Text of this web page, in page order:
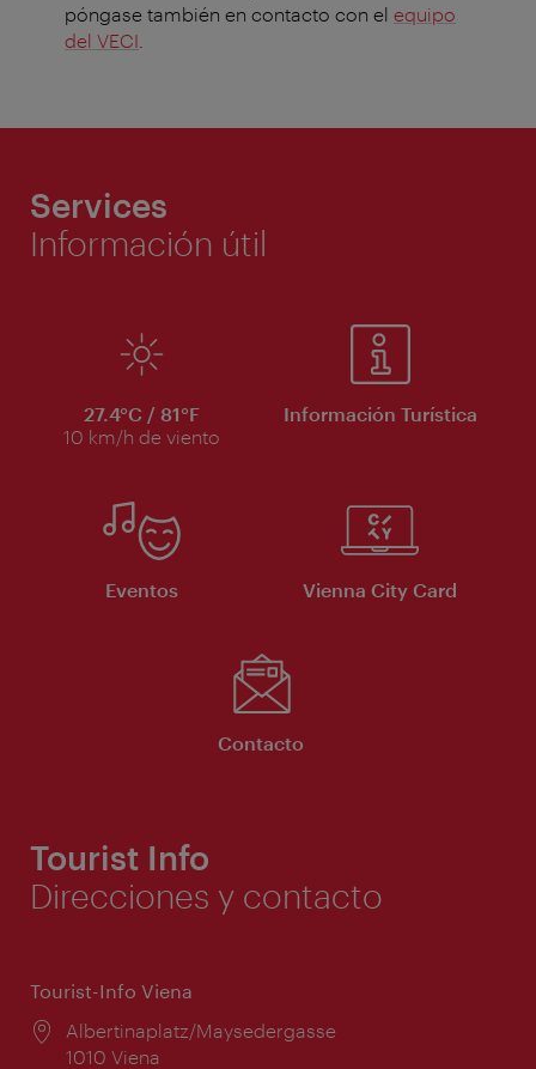
póngase también en contacto con el equipo
del VECI
Services
Información útil
27.4°C / 81°F
10 km/h de viento
Información Turística
Eventos Vienna City Card
Contacto
Tourist Info
Direcciones y contacto
Tourist-Info Viena
Lugar:
Albertinaplatz/Maysedergasse
1010 Viena